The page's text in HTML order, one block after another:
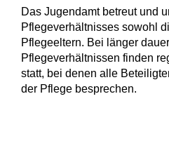
Das Jugendamt betreut und
Pflegeverhältnisses sowohl
Pflegeeltern. Bei länger
Pflegeverhältnissen finden
statt, bei denen alle
der Pflege besprechen.